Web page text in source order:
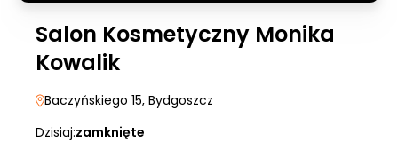
Salon Kosmetyczny Monika
Kowalik
Baczyńskiego 15, Bydgoszcz
Dzisiaj:zamknięte